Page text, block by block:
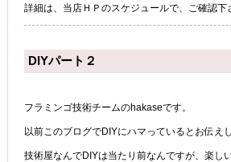
詳細は、当店ＨＰのスケジュールで、ご確認下
DIYパート２
フラミンゴ技術チームのhakaseです。
以前このブログでDIYにハマっているとお伝え
技術屋なんでDIYは当たり前なんですが、楽し